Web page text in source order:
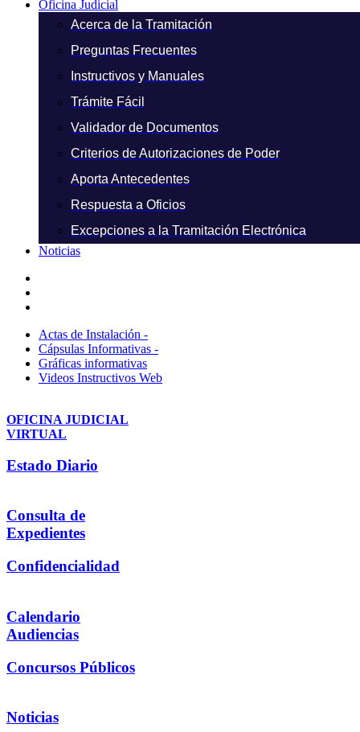
Oficina Judicial
Acerca de la Tramitación
Preguntas Frecuentes
Instructivos y Manuales
Trámite Fácil
Validador de Documentos
Criterios de Autorizaciones de Poder
Aporta Antecedentes
Respuesta a Oficios
Excepciones a la Tramitación Electrónica
Noticias
Actas de Instalación -
Cápsulas Informativas -
Gráficas informativas
Videos Instructivos Web
OFICINA JUDICIAL
VIRTUAL
Estado Diario
Consulta de
Expedientes
Confidencialidad
Calendario
Audiencias
Concursos Públicos
Noticias